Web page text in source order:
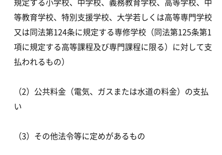
等教育学校、特別支援学校、大学若しくは高等専門学校
又は同法第124条に規定する専修学校（同法第125条第1
項に規定する高等課程及び専門課程に限る）に対して支
払われるもの）
（2）公共料金（電気、ガスまたは水道の料金）の支払
い
（3）その他法令等に定めがあるもの